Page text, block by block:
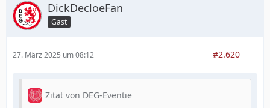
DickDecloeFan
Gast
27. März 2025 um 08:12 #2.620
Zitat von DEG-Eventie